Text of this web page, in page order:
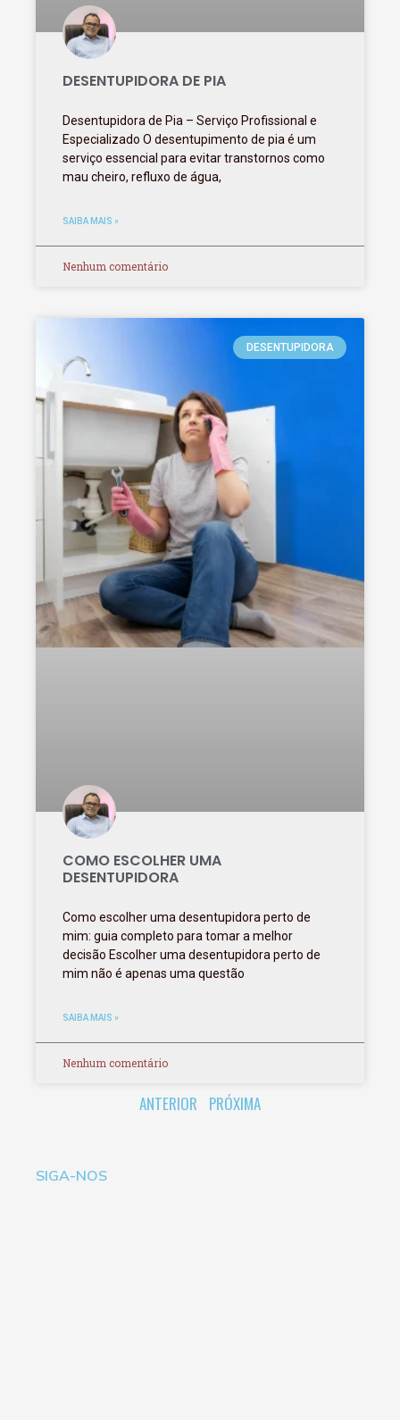
DESENTUPIDORA DE PIA
Desentupidora de Pia – Serviço Profissional e
Especializado O desentupimento de pia é um
serviço essencial para evitar transtornos como
mau cheiro, refluxo de água,
SAIBA MAIS »
Nenhum comentário
DESENTUPIDORA
COMO ESCOLHER UMA
DESENTUPIDORA
Como escolher uma desentupidora perto de
mim: guia completo para tomar a melhor
decisão Escolher uma desentupidora perto de
mim não é apenas uma questão
SAIBA MAIS »
Nenhum comentário
ANTERIOR PRÓXIMA
SIGA-NOS